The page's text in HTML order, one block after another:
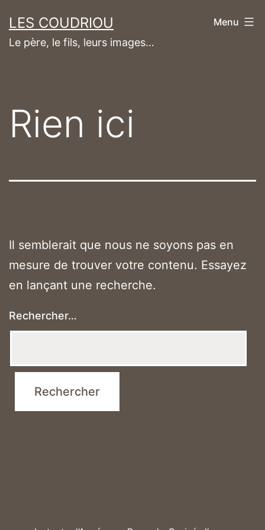
au
contenu
LES COUDRIOU
Le père, le fils, leurs images…
Menu
Rien ici
Il semblerait que nous ne soyons pas en
mesure de trouver votre contenu. Essayez
en lançant une recherche.
Rechercher…